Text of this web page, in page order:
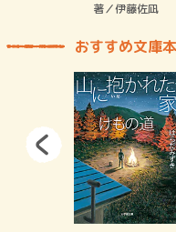
著／伊藤佐凪
おすすめ文庫本